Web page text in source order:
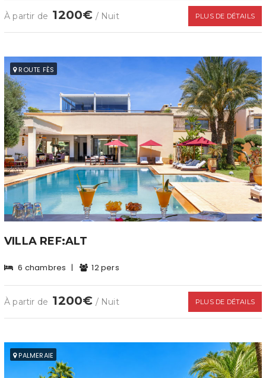
À partir de 1200€ / Nuit PLUS DE DÉTAILS
ROUTE FÈS
VILLA REF:ALT
6 chambres | 12 pers
À partir de 1200€ / Nuit PLUS DE DÉTAILS
PALMERAIE